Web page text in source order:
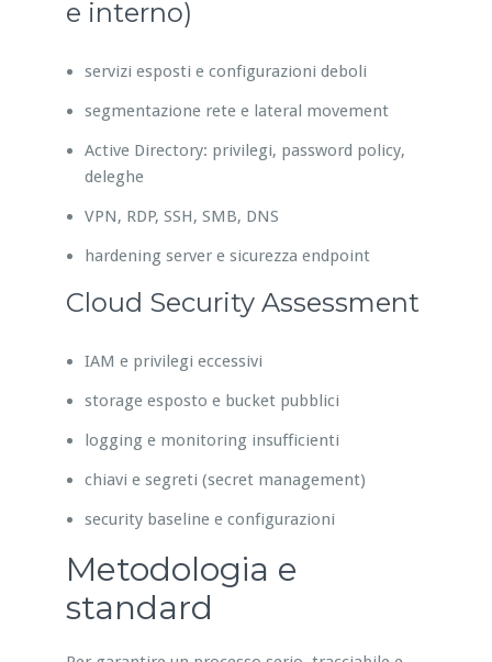
e interno)
servizi esposti e configurazioni deboli
segmentazione rete e lateral movement
Active Directory: privilegi, password policy,
deleghe
VPN, RDP, SSH, SMB, DNS
hardening server e sicurezza endpoint
Cloud Security Assessment
IAM e privilegi eccessivi
storage esposto e bucket pubblici
logging e monitoring insufficienti
chiavi e segreti (secret management)
security baseline e configurazioni
Metodologia e
standard